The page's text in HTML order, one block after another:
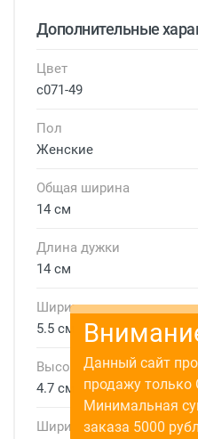
Дополнительные
Цвет
с071-49
Пол
Женские
Общая ширина
14 см
Длина дужки
14 см
Ширина линзы
5.5 см
Высота линзы
4.7 см
Ширина мостика
Данный сайт
продажу
Минимальная
заказа 5000